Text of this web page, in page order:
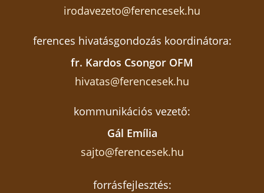
irodavezeto@ferencesek.hu
ferences hivatásgondozás koordinátora:
fr. Kardos Csongor OFM
hivatas@ferencesek.hu
kommunikációs vezető:
Gál Emília
sajto@ferencesek.hu
forrásfejlesztés: